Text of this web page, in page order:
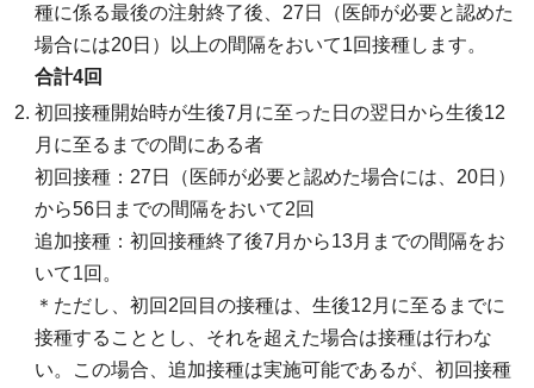
種に係る最後の注射終了後、27日（医師が必要と認めた
場合には20日）以上の間隔をおいて1回接種します。
合計4回
初回接種開始時が生後7月に至った日の翌日から生後12
月に至るまでの間にある者
初回接種：27日（医師が必要と認めた場合には、20日）
から56日までの間隔をおいて2回
追加接種：初回接種終了後7月から13月までの間隔をお
いて1回。
＊ただし、初回2回目の接種は、生後12月に至るまでに
接種することとし、それを超えた場合は接種は行わな
い。この場合、追加接種は実施可能であるが、初回接種